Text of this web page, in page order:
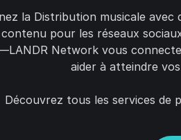
la Distribution musicale
pour les réseaux
Network vous
aider à atteindre
Découvrez tous les services de